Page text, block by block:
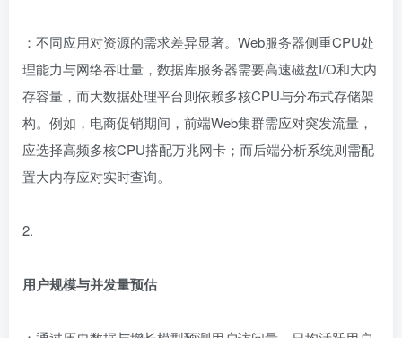
：不同应用对资源的需求差异显著。Web服务器侧重CPU处
理能力与网络吞吐量，数据库服务器需要高速磁盘I/O和大内
存容量，而大数据处理平台则依赖多核CPU与分布式存储架
构。例如，电商促销期间，前端Web集群需应对突发流量，
应选择高频多核CPU搭配万兆网卡；而后端分析系统则需配
置大内存应对实时查询。
2.
用户规模与并发量预估